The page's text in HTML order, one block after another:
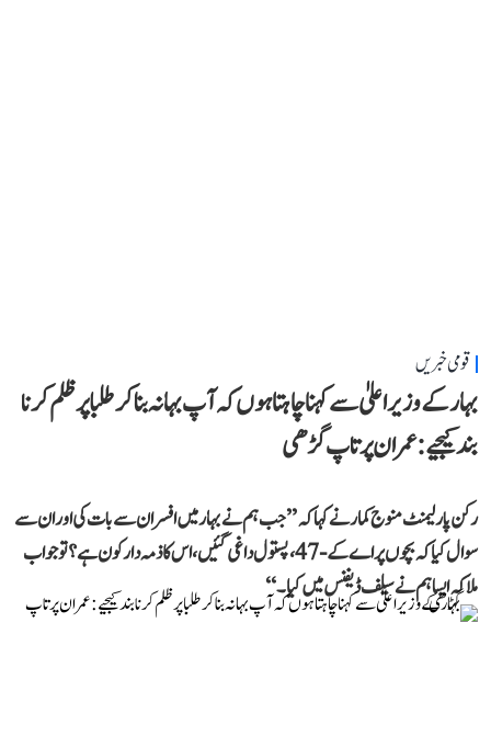
قومی خبریں
بہار کے وزیر اعلیٰ سے کہنا چاہتا ہوں کہ آپ بہانہ بنا کر طلبا پر ظلم کرنا
بند کیجیے: عمران پرتاپ گڑھی
رکن پارلیمنٹ منوج کمار نے کہا کہ ’’جب ہم نے بہار میں افسران سے بات کی اور ان سے
سوال کیا کہ بچوں پر اے کے-47، پستول داغی گئیں، اس کا ذمہ دار کون ہے؟ تو جواب
ملا کہ ایسا ہم نے سیلف ڈیفنس میں کیا۔‘‘